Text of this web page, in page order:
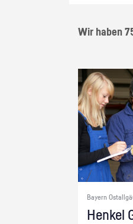
Wir haben
Bayern
Hen­kel